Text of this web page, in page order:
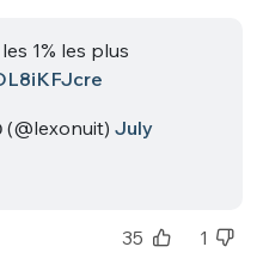
1% les plus
July
35 1